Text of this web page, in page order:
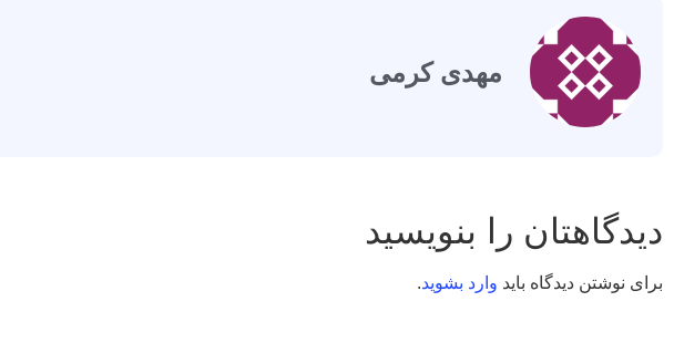
مهدی کرمی
دیدگاهتان را بنویسید
برای نوشتن دیدگاه باید وارد بشوید.